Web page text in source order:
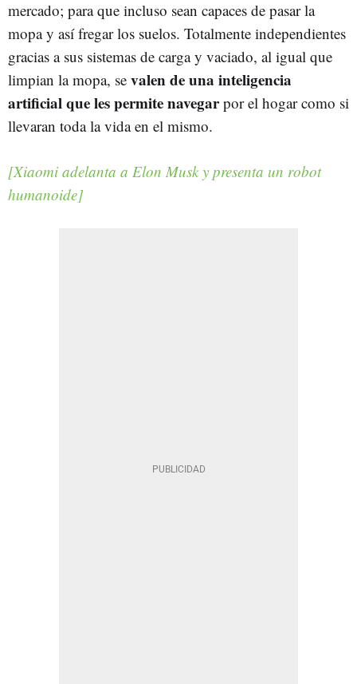
mercado; para que incluso sean capaces de pasar la
mopa y así fregar los suelos. Totalmente independientes
gracias a sus sistemas de carga y vaciado, al igual que
limpian la mopa, se valen de una inteligencia
artificial que les permite navegarpor el hogar como si
llevaran toda la vida en el mismo.
[Xiaomi adelanta a Elon Musk y presenta un robot
humanoide]